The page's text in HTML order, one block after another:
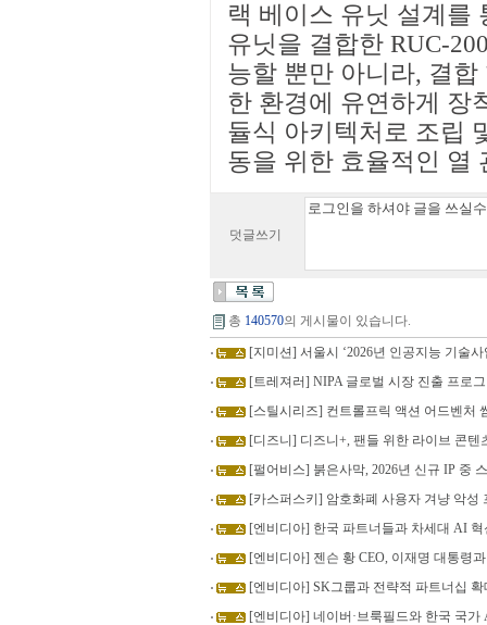
랙 베이스 유닛 설계를
유닛을 결합한 RUC-
능할 뿐만 아니라, 결
한 환경에 유연하게 장
듈식 아키텍처로 조립
동을 위한 효율적인 열
덧글쓰기
총 140570의 게시물이 있습니다.
[지미션] 서울시 ‘2026년 인공지능 기술
[트레져러] NIPA 글로벌 시장 진출 프로
[스틸시리즈] 컨트롤프릭 액션 어드벤처
[디즈니] 디즈니+, 팬들 위한 라이브 콘텐
[펄어비스] 붉은사막, 2026년 신규 IP 중
[카스퍼스키] 암호화폐 사용자 겨냥 악성
[엔비디아] 한국 파트너들과 차세대 AI 혁
[엔비디아] 젠슨 황 CEO, 이재명 대통령
[엔비디아] SK그룹과 전략적 파트너십
[엔비디아] 네이버·브룩필드와 한국 국